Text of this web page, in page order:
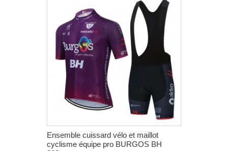
Ensemble cuissard vélo et maillot
cyclisme équipe pro BURGOS BH